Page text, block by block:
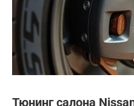
Тюнинг салона